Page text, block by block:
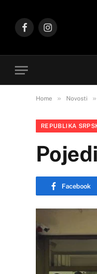
FacebookInstagram
Home » Novosti »
REPUBLIKA
Facebook